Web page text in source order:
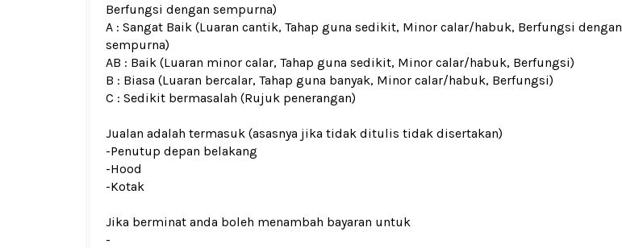
Berfungsi dengan sempurna)
A : Sangat Baik (Luaran cantik, Tahap guna sedikit, Minor calar/habuk, Berfungsi dengan
sempurna)
AB : Baik (Luaran minor calar, Tahap guna sedikit, Minor calar/habuk, Berfungsi)
B : Biasa (Luaran bercalar, Tahap guna banyak, Minor calar/habuk, Berfungsi)
C : Sedikit bermasalah (Rujuk penerangan)
Jualan adalah termasuk (asasnya jika tidak ditulis tidak disertakan)
-Penutup depan belakang
-Hood
-Kotak
Jika berminat anda boleh menambah bayaran untuk
-